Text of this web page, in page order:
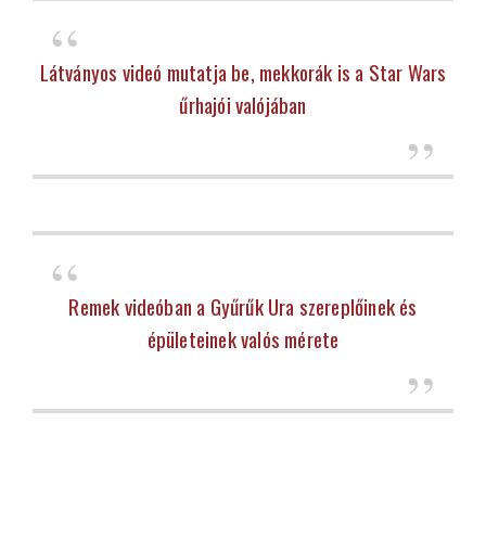
Látványos videó mutatja be, mekkorák is a Star Wars
űrhajói valójában
Remek videóban a Gyűrűk Ura szereplőinek és
épületeinek valós mérete